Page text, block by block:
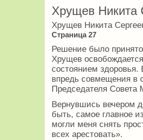
Хрущев Никита
Хрущев Никита
Страница 27
Решение было
Хрущев
состоянием
впредь совмещения в
Председателя
Вернувшись вечером
быть, самое главное
могли меня снять
всех арестовать».